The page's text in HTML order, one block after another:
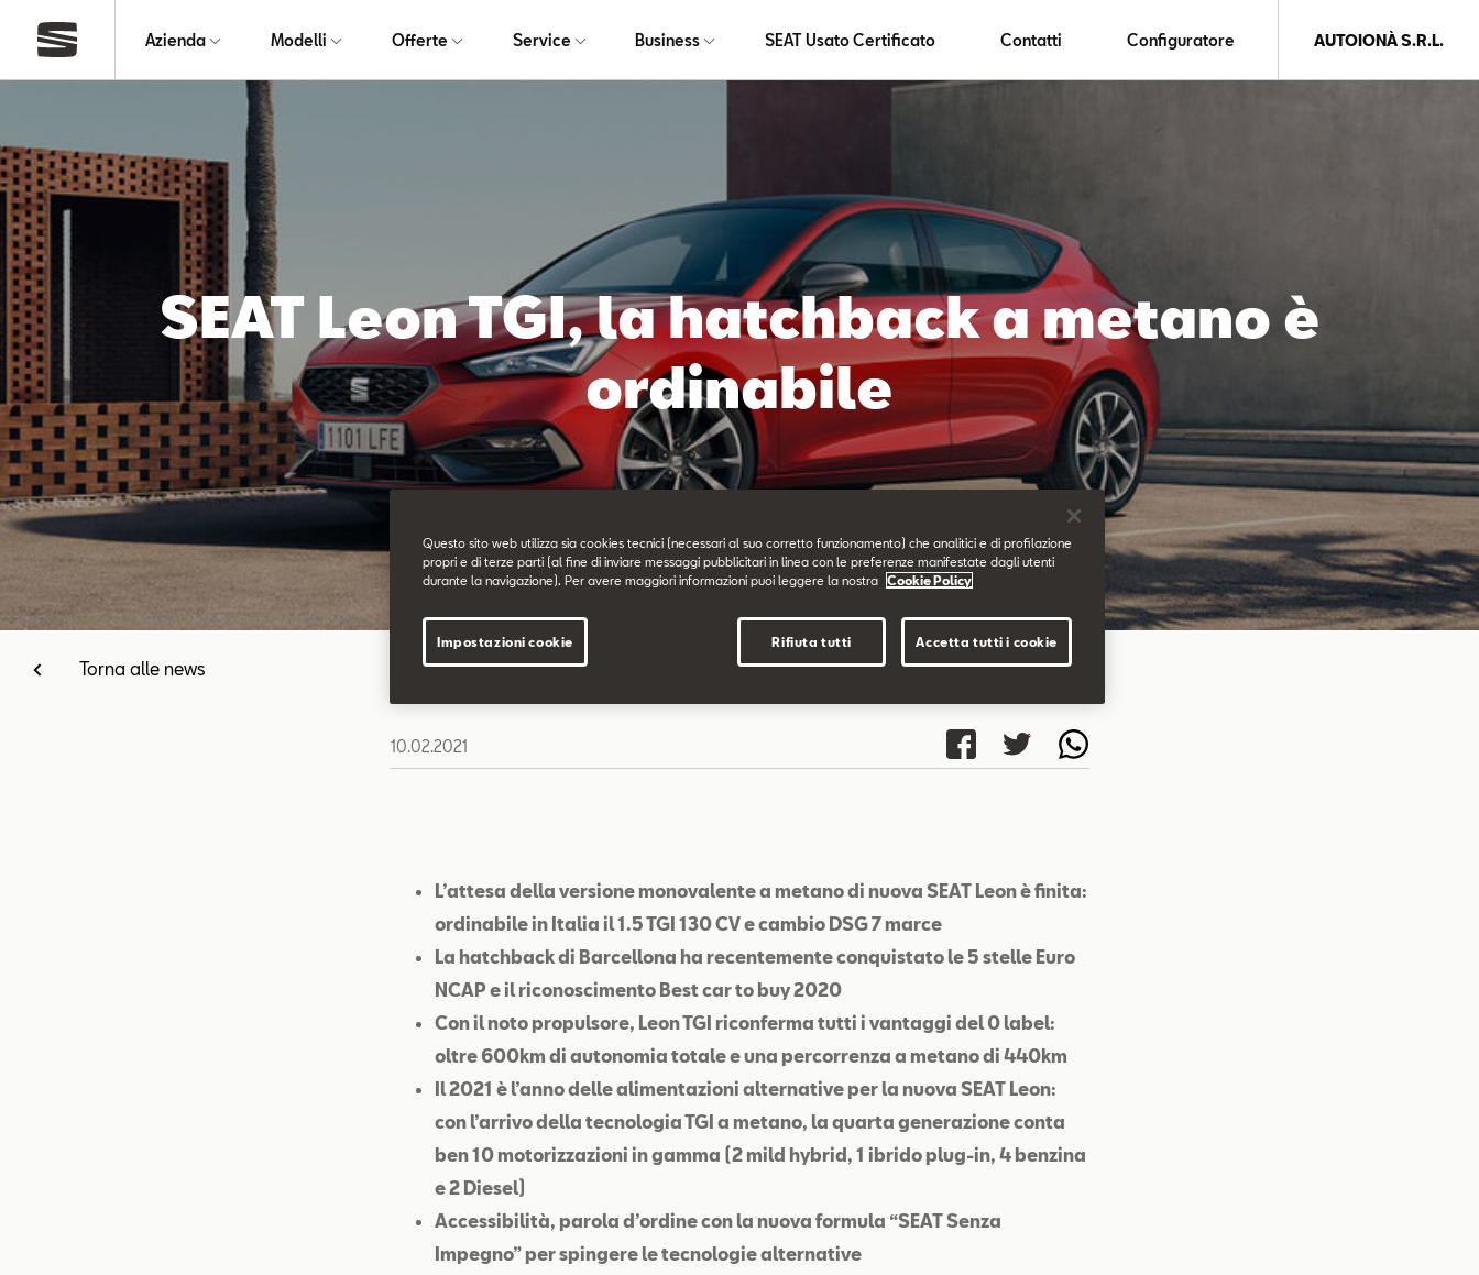
Azienda Modelli Offerte Service Business SEAT Usato Certificato Contatti Configuratore AUTOIONÀ S.R.L.
SEAT Leon TGI, la hatchback a metano è
ordinabile
Torna alle news
10.02.2021
L’attesa della versione monovalente a metano di nuova SEAT Leon è finita:
ordinabile in Italia il 1.5 TGI 130 CV e cambio DSG 7 marce
La hatchback di Barcellona ha recentemente conquistato le 5 stelle Euro
NCAP e il riconoscimento Best car to buy 2020
Con il noto propulsore, Leon TGI riconferma tutti i vantaggi del 0 label:
oltre 600km di autonomia totale e una percorrenza a metano di 440km
Il 2021 è l’anno delle alimentazioni alternative per la nuova SEAT Leon:
con l’arrivo della tecnologia TGI a metano, la quarta generazione conta
ben 10 motorizzazioni in gamma (2 mild hybrid, 1 ibrido plug-in, 4 benzina
e 2 Diesel)
Accessibilità, parola d’ordine con la nuova formula “SEAT Senza
Impegno” per spingere le tecnologie alternative
Questo sito web utilizza sia cookies tecnici (necessari al suo corretto funzionamento) che analitici e di profilazione
propri e di terze parti (al fine di inviare messaggi pubblicitari in linea con le preferenze manifestate dagli utenti
durante la navigazione). Per avere maggiori informazioni puoi leggere la nostra
Cookie Policy
Rifiuta tutti Accetta tutti i cookie
Impostazioni cookie